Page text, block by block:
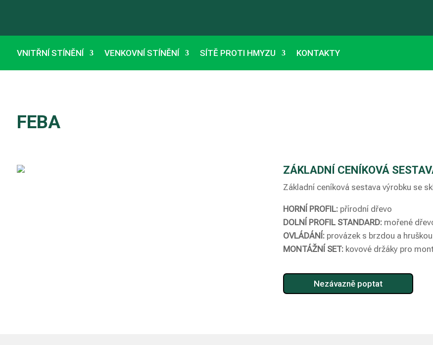
VNITŘNÍ STÍNĚNÍ VENKOVNÍ STÍNĚNÍ SÍTĚ PROTI HMYZU KONTAKTY
FEBA
ZÁKLADNÍ CENÍKOVÁ
Základní ceníková sestava výrobku se
HORNÍ PROFIL: přírodní dřevo
DOLNÍ PROFIL STANDARD: mořené
OVLÁDÁNÍ: provázek s brzdou a hruškou
MONTÁŽNÍ SET: kovové držáky pro
Nezávazně poptat